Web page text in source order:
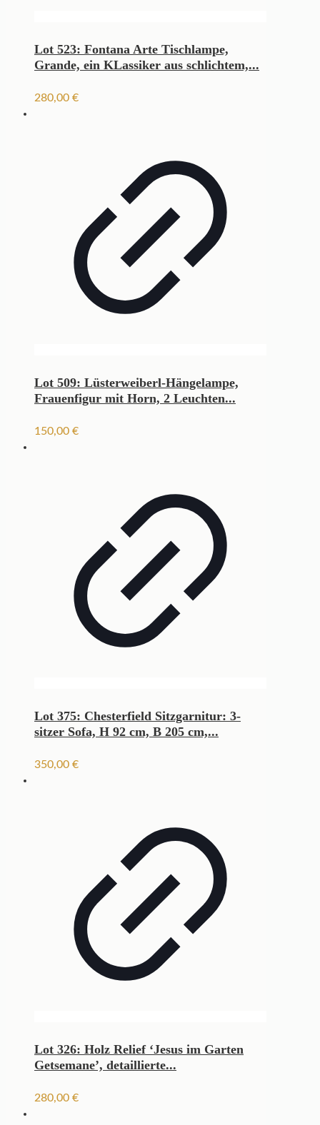
Lot 523: Fontana Arte Tischlampe,
Grande, ein KLassiker aus schlichtem,...
280,00 €
Lot 509: Lüsterweiberl-Hängelampe,
Frauenfigur mit Horn, 2 Leuchten...
150,00 €
Lot 375: Chesterfield Sitzgarnitur: 3-
sitzer Sofa, H 92 cm, B 205 cm,...
350,00 €
Lot 326: Holz Relief ‘Jesus im Garten
Getsemane’, detaillierte...
280,00 €